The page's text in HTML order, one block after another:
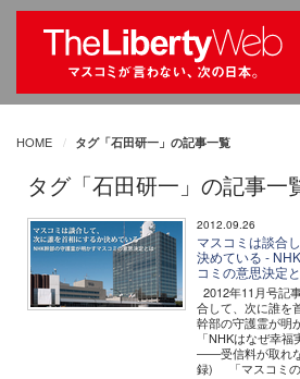
HOME タグ「石田研一」の記事一覧
タグ「石田研一」の記事一
2012.09.26
マスコミは談合
決めている -
コミの意思決定
2012年11月号記
合して、次に誰を
幹部の守護霊が明
「NHKはなぜ幸福
――受信料が取れ
録) 「マスコミの